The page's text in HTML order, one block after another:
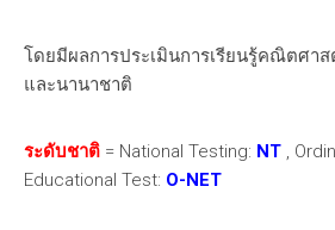
โดยมีผลการประเมินการเรียนรู้คณิตศา
และนานาชาติ
ระดับชาติ = National Testing: NT ,
Educational Test: O-NET